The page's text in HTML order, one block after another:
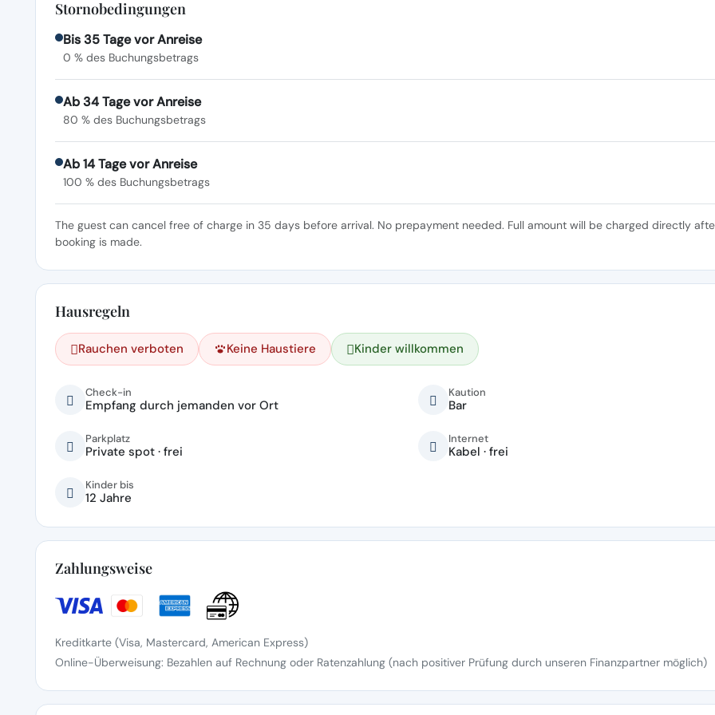
Stornobedingungen
Bis 35 Tage vor Anreise
0 % des Buchungsbetrags
Ab 34 Tage vor Anreise
80 % des Buchungsbetrags
Ab 14 Tage vor Anreise
100 % des Buchungsbetrags
The guest can cancel free of charge in 35 days before arrival. No prepayment needed. Full amount will be charged directly
booking is made.
Hausregeln
Rauchen verboten Keine Haustiere Kinder willkommen
Check-in
Empfang durch jemanden vor Ort
Kaution
Bar
Parkplatz
Private spot · frei
Internet
Kabel · frei
Kinder bis
12 Jahre
Zahlungsweise
Kreditkarte (Visa, Mastercard, American Express)
Online-Überweisung: Bezahlen auf Rechnung oder Ratenzahlung (nach positiver Prüfung durch unseren Finanzpartner möglich)